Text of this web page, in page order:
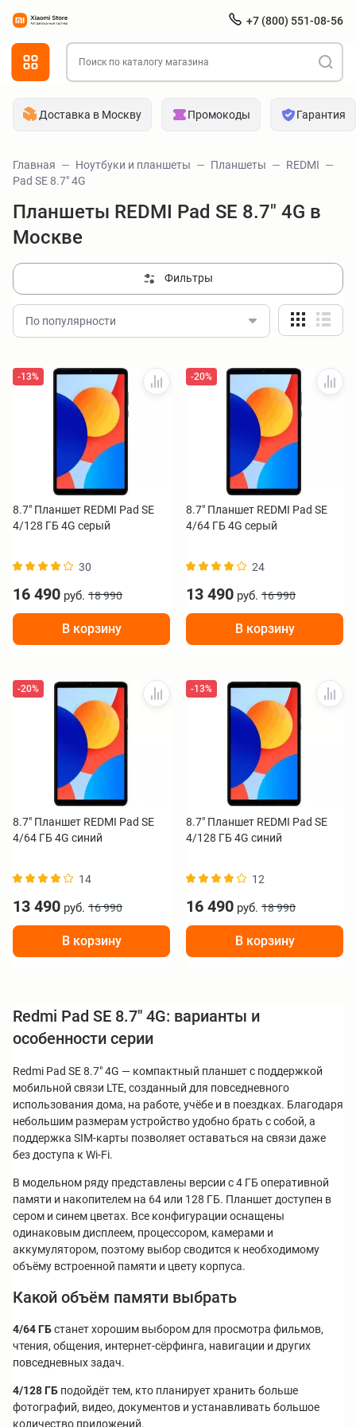
+7 (800) 551-08-56
Доставка в Москву Промокоды Гарантия
Главная Ноутбуки и планшеты Планшеты
REDMI
Pad SE 8.7" 4G
Планшеты REDMI Pad SE 8.7" 4G в
Москве
Фильтры
По популярности
-13%
8.7" Планшет REDMI Pad SE
4/128 ГБ 4G серый
30
16 490 руб. 18 990
В корзину
-20%
8.7" Планшет REDMI Pad SE
4/64 ГБ 4G серый
24
13 490 руб. 16 990
В корзину
-20%
8.7" Планшет REDMI Pad SE
4/64 ГБ 4G синий
14
13 490 руб. 16 990
В корзину
-13%
8.7" Планшет REDMI Pad SE
4/128 ГБ 4G синий
12
16 490 руб. 18 990
В корзину
Redmi Pad SE 8.7" 4G: варианты и
особенности серии
Redmi Pad SE 8.7" 4G — компактный планшет с поддержкой
мобильной связи LTE, созданный для повседневного
использования дома, на работе, учёбе и в поездках. Благодаря
небольшим размерам устройство удобно брать с собой, а
поддержка SIM-карты позволяет оставаться на связи даже
без доступа к Wi-Fi.
В модельном ряду представлены версии с 4 ГБ оперативной
памяти и накопителем на 64 или 128 ГБ. Планшет доступен в
сером и синем цветах. Все конфигурации оснащены
одинаковым дисплеем, процессором, камерами и
аккумулятором, поэтому выбор сводится к необходимому
объёму встроенной памяти и цвету корпуса.
Какой объём памяти выбрать
4/64 ГБстанет хорошим выбором для просмотра фильмов,
чтения, общения, интернет-сёрфинга, навигации и других
повседневных задач.
4/128 ГБ подойдёт тем, кто планирует хранить больше
фотографий, видео, документов и устанавливать большое
количество приложений.